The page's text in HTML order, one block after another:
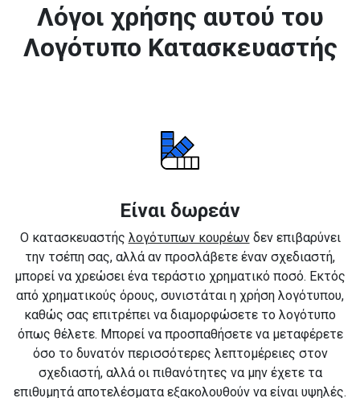
Λόγοι χρήσης αυτού του
Λογότυπο Κατασκευαστής
Είναι δωρεάν
Ο κατασκευαστής λογότυπων κουρέωνδεν επιβαρύνει
την τσέπη σας, αλλά αν προσλάβετε έναν σχεδιαστή,
μπορεί να χρεώσει ένα τεράστιο χρηματικό ποσό. Εκτός
από χρηματικούς όρους, συνιστάται η χρήση λογότυπου,
καθώς σας επιτρέπει να διαμορφώσετε το λογότυπο
όπως θέλετε. Μπορεί να προσπαθήσετε να μεταφέρετε
όσο το δυνατόν περισσότερες λεπτομέρειες στον
σχεδιαστή, αλλά οι πιθανότητες να μην έχετε τα
επιθυμητά αποτελέσματα εξακολουθούν να είναι υψηλές.